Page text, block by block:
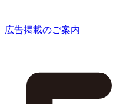
広告掲載のご案内